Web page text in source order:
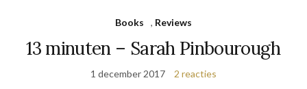
Books , Reviews
13 minuten – Sarah Pinbourough
1 december 2017 2 reacties